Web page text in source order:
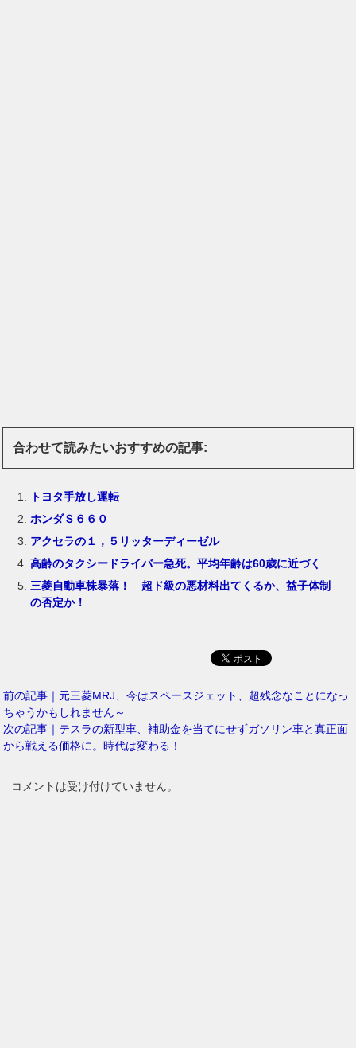
合わせて読みたいおすすめの記事:
トヨタ手放し運転
ホンダＳ６６０
アクセラの１，５リッターディーゼル
高齢のタクシードライバー急死。平均年齢は60歳に近づく
三菱自動車株暴落！ 超ド級の悪材料出てくるか、益子体制
の否定か！
前の記事｜元三菱MRJ、今はスペースジェット、超残念なことになっ
ちゃうかもしれません～
次の記事｜テスラの新型車、補助金を当てにせずガソリン車と真正面
から戦える価格に。時代は変わる！
コメントは受け付けていません。